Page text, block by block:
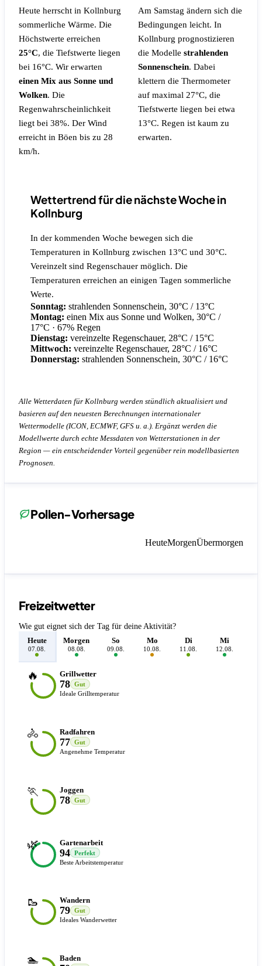
Heute herrscht in Kollnburg
sommerliche Wärme. Die
Höchstwerte erreichen
25°C, die Tiefstwerte liegen
bei 16°C. Wir erwarten
einen Mix aus Sonne und
Wolken. Die
Regenwahrscheinlichkeit
liegt bei 38%. Der Wind
erreicht in Böen bis zu 28
km/h.
Am Samstag ändern sich die
Bedingungen leicht. In
Kollnburg prognostizieren
die Modelle strahlenden
Sonnenschein. Dabei
klettern die Thermometer
auf maximal 27°C, die
Tiefstwerte liegen bei etwa
13°C. Regen ist kaum zu
erwarten.
Wettertrend für die nächste Woche in
Kollnburg
In der kommenden Woche bewegen sich die
Temperaturen in Kollnburg zwischen 13°C und 30°C.
Vereinzelt sind Regenschauer möglich. Die
Temperaturen erreichen an einigen Tagen sommerliche
Werte.
Sonntag: strahlenden Sonnenschein, 30°C / 13°C
Montag: einen Mix aus Sonne und Wolken, 30°C /
17°C · 67% Regen
Dienstag: vereinzelte Regenschauer, 28°C / 15°C
Mittwoch: vereinzelte Regenschauer, 28°C / 16°C
Donnerstag: strahlenden Sonnenschein, 30°C / 16°C
Alle Wetterdaten für Kollnburg werden stündlich aktualisiert und
basieren auf den neuesten Berechnungen internationaler
Wettermodelle (ICON, ECMWF, GFS u. a.). Ergänzt werden die
Modellwerte durch echte Messdaten von Wetterstationen in der
Region — ein entscheidender Vorteil gegenüber rein modellbasierten
Prognosen.
Pollen-Vorhersage
HeuteMorgenÜbermorgen
Freizeitwetter
Wie gut eignet sich der Tag für deine Aktivität?
Heute
07.08.
Morgen
08.08.
So
09.08.
Mo
10.08.
Di
11.08.
Mi
12.08.
🔥 Grillwetter
78
Gut
Ideale Grilltemperatur
🚴 Radfahren
77
Gut
Angenehme Temperatur
🏃 Joggen
78 Gut
🌿 Gartenarbeit
94
Perfekt
Beste Arbeitstemperatur
🥾 Wandern
79
Gut
Ideales Wanderwetter
🏊 Baden